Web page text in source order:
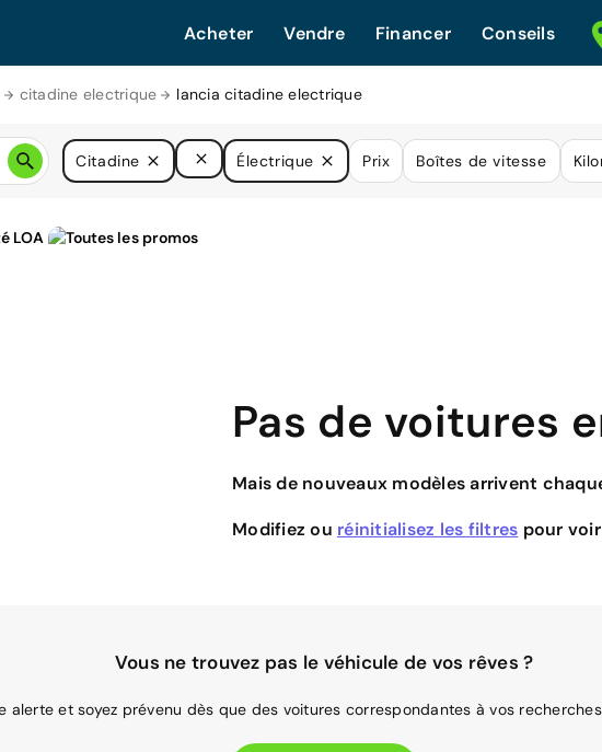
Acheter Vendre Financer Conseils
citadine electrique lancia citadine electrique
Citadine Électrique Prix Boîtes de vitesse
Pas de voitures
Mais de nouveaux modèles arrivent
Modifiez ou réinitialisez les filtres pour
Vous ne trouvez pas le véhicule de vos rêves ?
alerte et soyez prévenu dès que des voitures correspondantes à vos